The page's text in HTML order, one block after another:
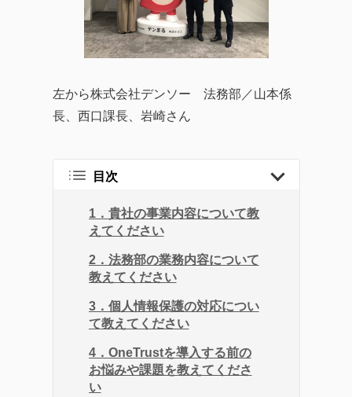
成功に導くソリューショ
ンまで、幅広い記事を提
供しています。
決策として効率的なツー
ルの活用方法を探求し、
践的な情報をお届けする
左から株式会社デンソー 法務部／山本係
長、西口課長、岩崎さん
目次
1．貴社の事業内容について教
えてください
2．法務部の業務内容について
教えてください
3．個人情報保護の対応につい
て教えてください
4．OneTrustを導入する前の
お悩みや課題を教えてくださ
い